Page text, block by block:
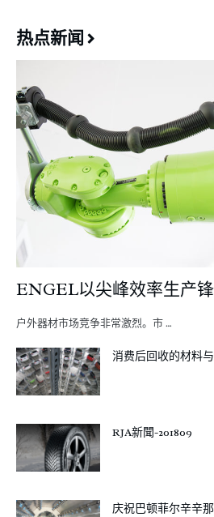
热点新闻
ENGEL以尖峰效率生产
户外器材市场竞争非常激烈。市 …
消费后回收的材料
RJA新聞-201809
庆祝巴顿菲尔辛辛